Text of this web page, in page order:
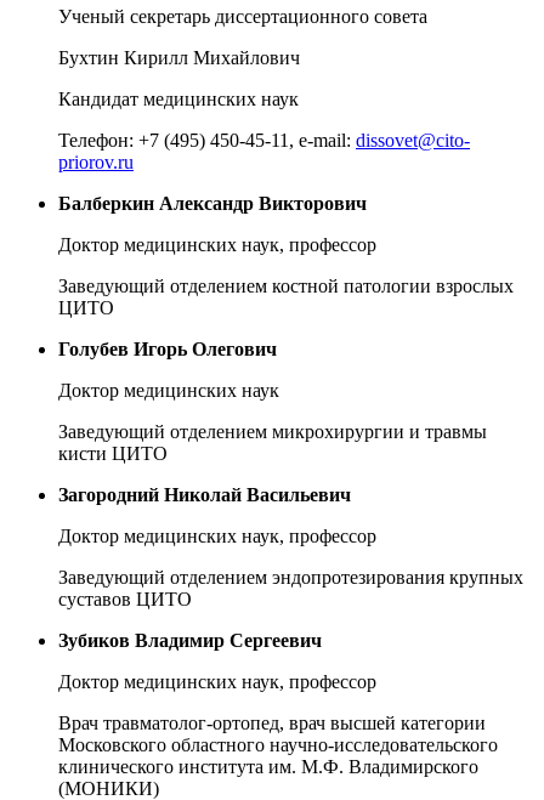
Ученый секретарь диссертационного совета
Бухтин Кирилл Михайлович
Кандидат медицинских наук
Телефон: +7 (495) 450-45-11, e-mail: dissovet@cito-
priorov.ru
Балберкин Александр Викторович
Доктор медицинских наук, профессор
Заведующий отделением костной патологии взрослых
ЦИТО
Голубев Игорь Олегович
Доктор медицинских наук
Заведующий отделением микрохирургии и травмы
кисти ЦИТО
Загородний Николай Васильевич
Доктор медицинских наук, профессор
Заведующий отделением эндопротезирования крупных
суставов ЦИТО
Зубиков Владимир Сергеевич
Доктор медицинских наук, профессор
Врач травматолог-ортопед, врач высшей категории
Московского областного научно-исследовательского
клинического института им. М.Ф. Владимирского
(МОНИКИ)